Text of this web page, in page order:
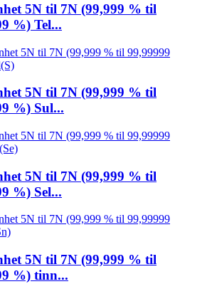
5N til 7N (99,999 % til
%) Tel...
5N til 7N (99,999 % til
%) Sul...
5N til 7N (99,999 % til
%) Sel...
5N til 7N (99,999 % til
%) tinn...